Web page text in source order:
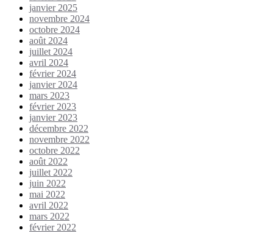
janvier 2025
novembre 2024
octobre 2024
août 2024
juillet 2024
avril 2024
février 2024
janvier 2024
mars 2023
février 2023
janvier 2023
décembre 2022
novembre 2022
octobre 2022
août 2022
juillet 2022
juin 2022
mai 2022
avril 2022
mars 2022
février 2022